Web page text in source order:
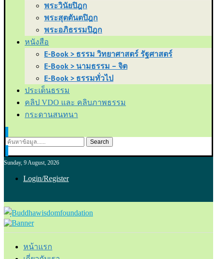
พระวินัยปิฎก
พระสุตตันตปิฎก
พระอภิธรรมปิฎก
หนังสือ
E-Book > ธรรม วิทยาศาสตร์ รัฐศาสตร์
E-Book > นามธรรม – จิต
E-Book > ธรรมทั่วไป
ประเด็นธรรม
คลิป VDO และ คลิบภาพธรรม
กระดานสนทนา
Search
Sunday, 9 August, 2026
Login/Register
หน้าแรก